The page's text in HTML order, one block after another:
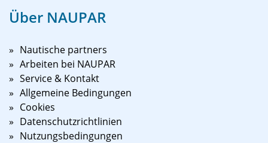
Über NAUPAR
Nautische partners
Arbeiten bei NAUPAR
Service & Kontakt
Allgemeine Bedingungen
Cookies
Datenschutzrichtlinien
Nutzungsbedingungen